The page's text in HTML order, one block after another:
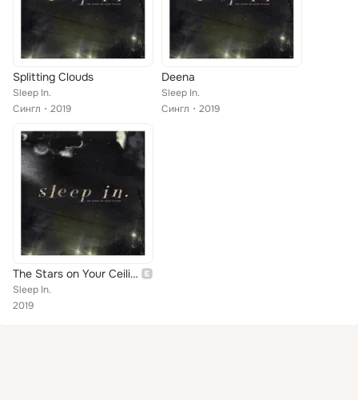
Splitting Clouds
Sleep In.
Сингл
2019
Deena
Sleep In.
Сингл
2019
The Stars on Your Ceiling
Sleep In.
2019